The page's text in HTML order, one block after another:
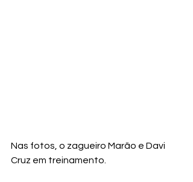
Nas fotos, o zagueiro Marão e Davi
Cruz em treinamento.